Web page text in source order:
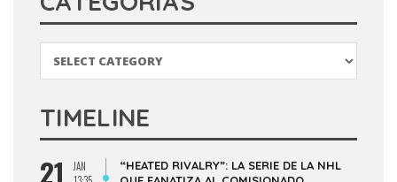
TIMELINE
21
JAN
“HEATED RIVALRY”: LA SERIE DE LA NHL